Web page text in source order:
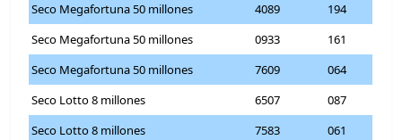
Seco Megafortuna 50 millones
4089
194
Seco Megafortuna 50 millones
0933
161
Seco Megafortuna 50 millones
7609
064
Seco Lotto 8 millones
6507
087
Seco Lotto 8 millones
7583
061